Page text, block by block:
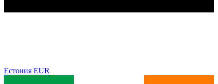
Естония EUR